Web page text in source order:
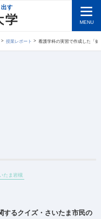
す
MENU
授業レポート 看護学科の実習で作成した「健康に関するクイズ・
たま岩槻
するクイズ・さいたま市民の